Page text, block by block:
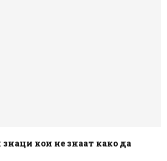
кои не знаат како да